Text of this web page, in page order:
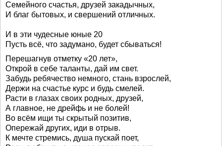
Семейного счастья, друзей закадычных,
И благ бытовых, и свершений отличных.
И в эти чудесные юные 20
Пусть всё, что задумано, будет сбываться!
Перешагнув отметку «20 лет»,
Открой в себе таланты, дай им свет.
Забудь ребячество немного, стань взрослей,
Держи на счастье курс и будь смелей.
Расти в глазах своих родных, друзей,
А главное, не дрейфь и не болей!
Во всём ищи ты скрытый позитив,
Опережай других, иди в отрыв.
К мечте стремись, душа пускай поет,